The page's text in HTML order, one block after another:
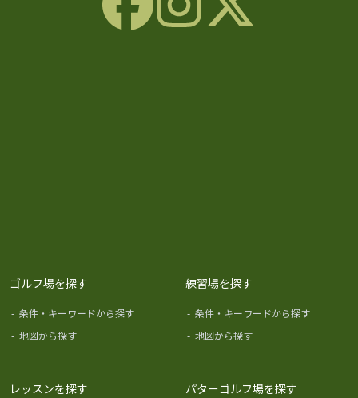
ゴルフ場を探す
- 条件・キーワードから探す
- 地図から探す
練習場を探す
- 条件・キーワードから探す
- 地図から探す
レッスンを探す パターゴルフ場を探す